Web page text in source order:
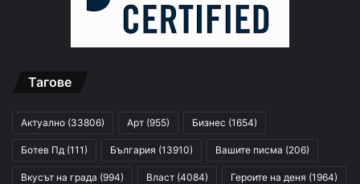
Тагове
Актуално (33806) Арт (955) Бизнес (1654)
Ботев Пд (111) България (13910) Вашите писма (206)
Вкусът на града (994) Власт (4084) Героите на деня (1964)